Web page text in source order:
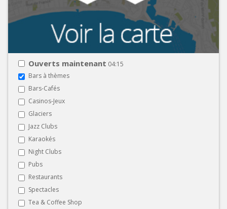
Ouverts maintenant 04:15
Bars à thèmes
Bars-Cafés
Casinos-Jeux
Glaciers
Jazz Clubs
Karaokés
Night Clubs
Pubs
Restaurants
Spectacles
Tea & Coffee Shop